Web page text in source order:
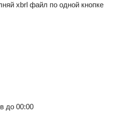
xbrl файл по одной кнопке
до 00:00